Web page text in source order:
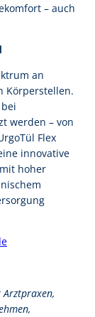
– auch
an
Körperstellen.
werden – von
Flex
innovative
hoher